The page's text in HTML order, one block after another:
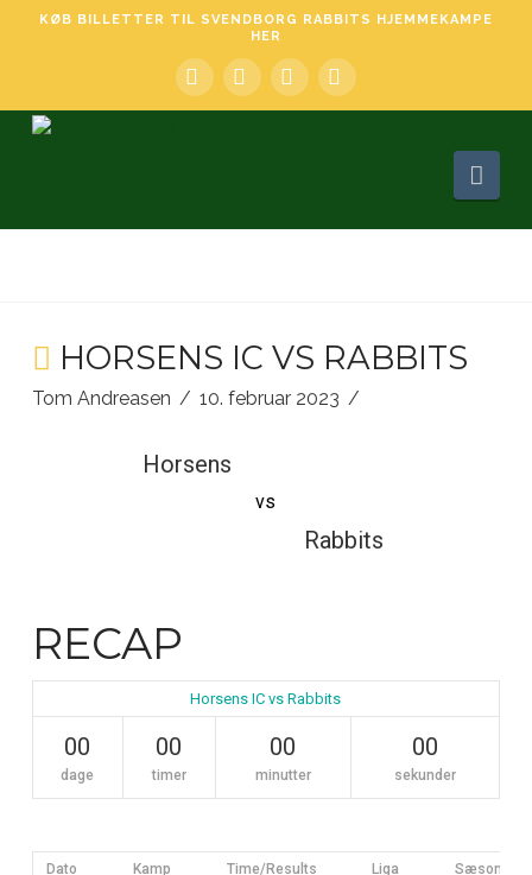
KØB BILLETTER TIL SVENDBORG RABBITS HJEMMEKAMPE
HER
Facebook
LinkedInYouTubeInstagram
HORSENS IC VS RABBITS
Tom Andreasen 10. februar 2023
Horsens
vs
Rabbits
RECAP
Horsens IC vs Rabbits
00
dage
00
timer
00
minutter
00
sekunder
Dato Kamp Time/Results Liga Sæson